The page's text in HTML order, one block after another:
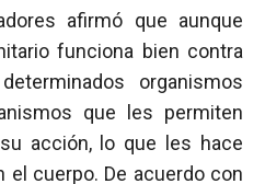
afirmó que aunque
funciona bien contra
organismos
que les permiten
acción, lo que les hace
el cuerpo. De acuerdo con